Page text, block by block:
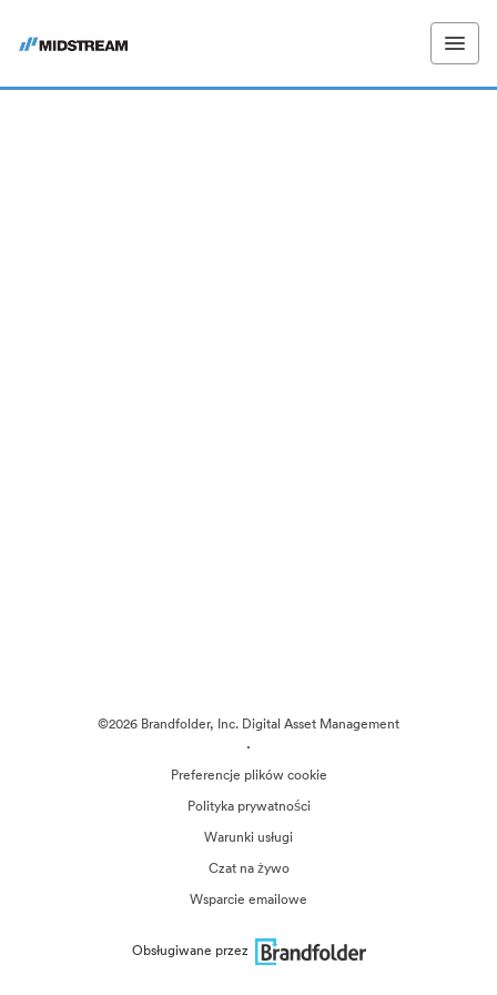
©2026 Brandfolder, Inc. Digital Asset Management
·
Preferencje plików cookie
Polityka prywatności
Warunki usługi
Czat na żywo
Wsparcie emailowe
Obsługiwane przez